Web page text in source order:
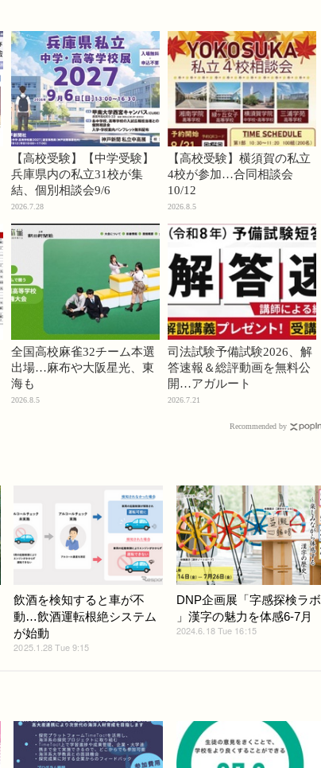
【高校受験】【中学受験】
兵庫県内の私立31校が集
結、個別相談会9/6
2026.7.28
【高校受験】横須賀の私立
4校が参加…合同相談会
10/12
2026.8.5
全国高校麻雀32チーム本選
出場…麻布や大阪星光、東
海も
2026.8.5
司法試験予備試験2026、解
答速報＆総評動画を無料公
開…アガルート
2026.7.21
Recommended by
飲酒を検知すると車が不
動…飲酒運転根絶システム
が始動
2025.1.28 Tue 9:15
DNP企画展「字感探検ラボ
」漢字の魅力を体感6-7月
2024.6.18 Tue 16:15